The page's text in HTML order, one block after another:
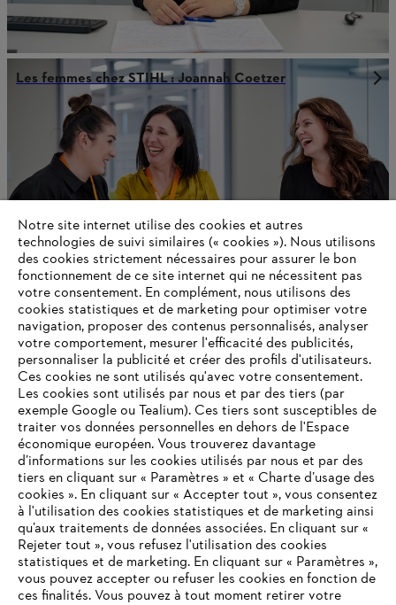
Les femmes chez STIHL : Joannah Coetzer
Faites-vous remarquer
Informations pour les fournisseurs
Produits
Contact
Carrière
Système d'alerte
Notre site internet utilise des cookies et autres
technologies de suivi similaires (« cookies »). Nous utilisons
des cookies strictement nécessaires pour assurer le bon
fonctionnement de ce site internet qui ne nécessitent pas
votre consentement. En complément, nous utilisons des
cookies statistiques et de marketing pour optimiser votre
navigation, proposer des contenus personnalisés, analyser
votre comportement, mesurer l'efficacité des publicités,
personnaliser la publicité et créer des profils d'utilisateurs.
Ces cookies ne sont utilisés qu'avec votre consentement.
Les cookies sont utilisés par nous et par des tiers (par
exemple Google ou Tealium). Ces tiers sont susceptibles de
traiter vos données personnelles en dehors de l'Espace
économique européen. Vous trouverez davantage
d’informations sur les cookies utilisés par nous et par des
tiers en cliquant sur « Paramètres » et « Charte d’usage des
cookies ». En cliquant sur « Accepter tout », vous consentez
à l'utilisation des cookies statistiques et de marketing ainsi
qu’aux traitements de données associées. En cliquant sur «
Rejeter tout », vous refusez l'utilisation des cookies
statistiques et de marketing. En cliquant sur « Paramètres »,
vous pouvez accepter ou refuser les cookies en fonction de
ces finalités. Vous pouvez à tout moment retirer votre